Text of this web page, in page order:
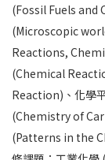
(Fossil Fuels and
(Microscopic
Reactions,
(Chemical
Reaction)、化學
(Chemistry of
(Patterns in the